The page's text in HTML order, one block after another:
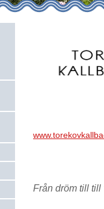
Från dröm till